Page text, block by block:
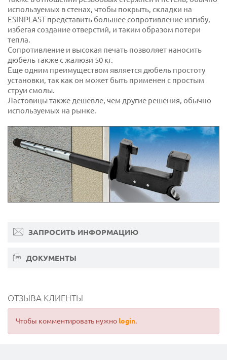
используемых в стенах, чтобы покрыть, складки на
ESINPLAST представить большее сопротивление изгибу,
избегая создание отверстий, и таким образом потери
тепла.
Сопротивление и высокая печать позволяет наносить
дюбель также с жалюзи 50 кг.
Еще одним преимуществом является дюбель простоту
установки, так как он может быть применен с простым
струи смолы.
Ластовицы также дешевле, чем другие решения, обычно
используемых на рынке.
ЗАПРОСИТЬ ИНФОРМАЦИЮ
ДОКУМЕНТЫ
ОТЗЫВА КЛИЕНТЫ
Чтобы комментировать нужно login.